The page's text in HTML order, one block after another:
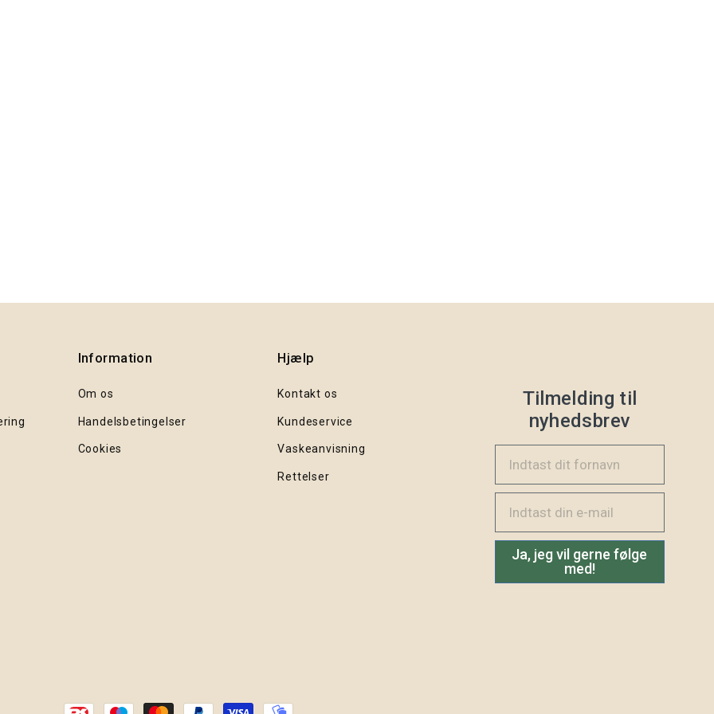
Information
Om os
Handelsbetingelser
Cookies
Hjælp
Kontakt os
Kundeservice
Vaskeanvisning
Rettelser
Tilmelding til
nyhedsbrev
Ja, jeg vil gerne følge
med!